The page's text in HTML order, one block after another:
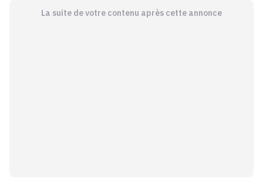
La suite de votre contenu après cette annonce